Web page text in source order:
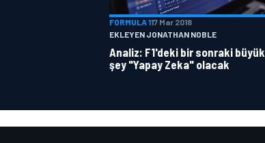
FORMULA 117 Mar 2018
EKLEYEN JONATHAN NOBLE
Analiz: F1'deki bir sonraki büyük
şey "Yapay Zeka" olacak